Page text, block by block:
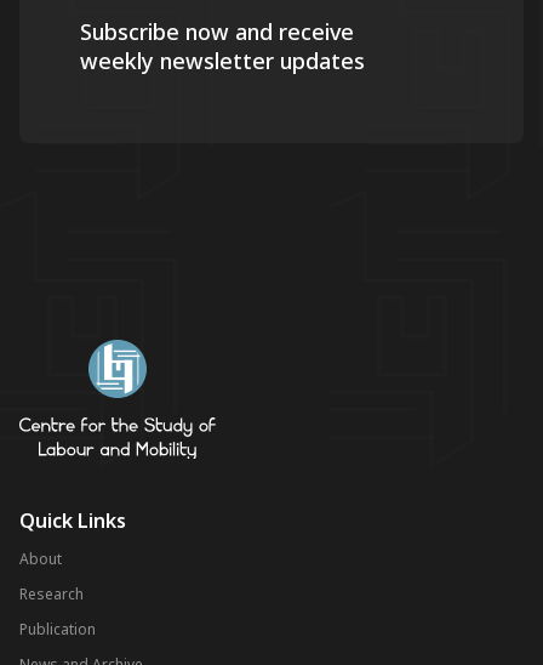
Subscribe now and receive
weekly newsletter updates
Quick Links
About
Research
Publication